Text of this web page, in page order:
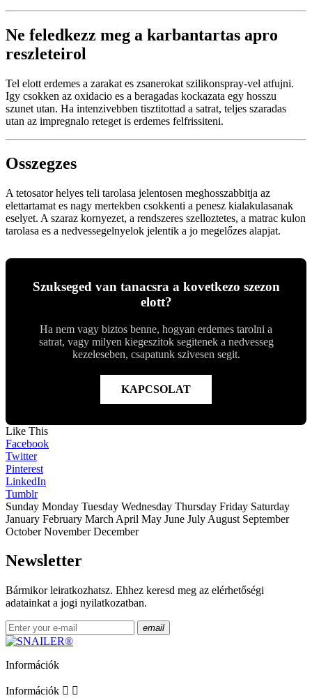
Ne feledkezz meg a karbantartas apro
reszleteirol
Tel elott erdemes a zarakat es zsanerokat szilikonspray-vel atfujni.
Igy csokken az oxidacio es a beragadas kockazata egy hosszu
szunet utan. Ha intenzivebben tisztitottad a satrat, teljes szaradas
utan az impregnalo reteget is erdemes felfrissiteni.
Osszegzes
A tetosator helyes teli tarolasa jelentosen meghosszabbitja az
elettartamat es nagy mertekben csokkenti a penesz kialakulasanak
eselyet. A szaraz kornyezet, a rendszeres szelloztetes, a matrac kulon
tarolasa es a nedvessegelnyelok jelentik a jo megelőzes alapjat.
Szukseged van tanacsra a kovetkezo szezon
elott?
Ha nem vagy biztos benne, hogyan erdemes tarolni a
satrat, vagy milyen kiegeszitok segitenek a nedvesseg
kezeleseben, csapatunk szivesen segit.
KAPCSOLAT
Like This
Facebook
Twitter
Pinterest
LinkedIn
Tumblr
Sunday Monday Tuesday Wednesday Thursday Friday Saturday
January February March April May June July August September
October November December
Newsletter
Bármikor leiratkozhatsz. Ehhez keresd meg az elérhetőségi
adatainkat a jogi nyilatkozatban.
email
Információk
Információk  